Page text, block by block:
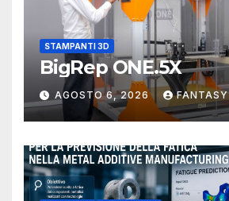
STAMPANTI 3D
BigRep ONE.5X
AGOSTO 6, 2026 FANTASY